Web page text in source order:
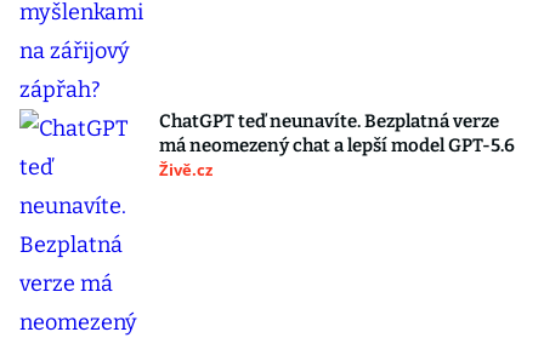
ChatGPT teď neunavíte. Bezplatná verze
má neomezený chat a lepší model GPT-5.6
Živě.cz